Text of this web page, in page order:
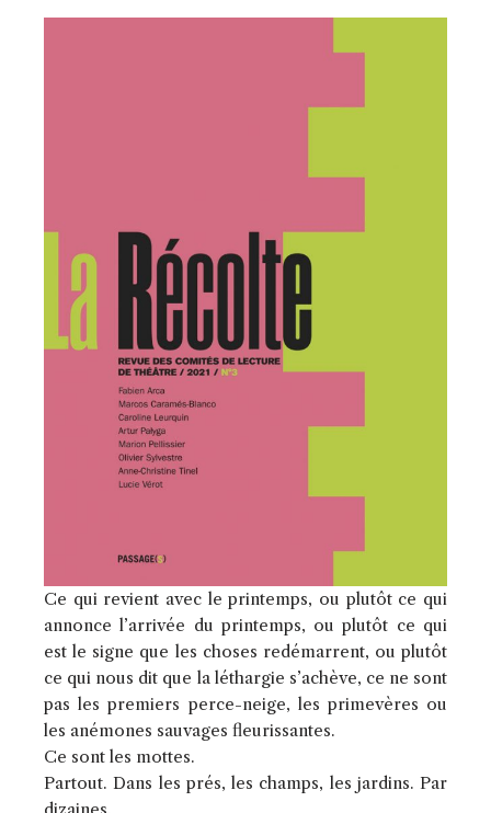
Ce qui revient avec le printemps, ou plutôt ce qui
annonce l’arrivée du printemps, ou plutôt ce qui
est le signe que les choses redémarrent, ou plutôt
ce qui nous dit que la léthargie s’achève, ce ne sont
pas les premiers perce-neige, les primevères ou
les anémones sauvages fleurissantes.
Ce sont les mottes.
Partout. Dans les prés, les champs, les jardins. Par